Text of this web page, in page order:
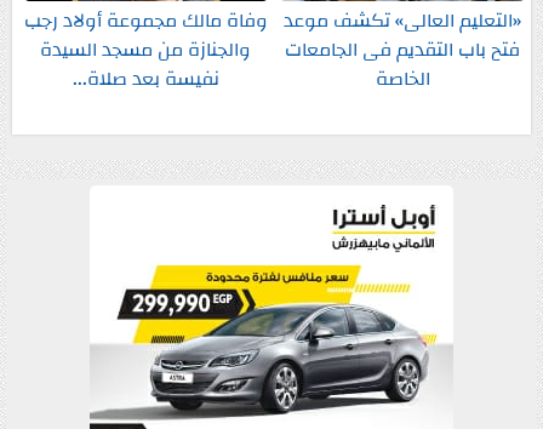
«التعليم العالى» تكشف موعد
فتح باب التقديم فى الجامعات
الخاصة
وفاة مالك مجموعة أولاد رجب
والجنازة من مسجد السيدة
نفيسة بعد صلاة...